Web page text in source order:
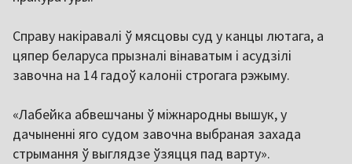
Справу накіравалі ў мясцовы суд у канцы лютага, а
цяпер беларуса прызналі вінаватым і асудзілі
завочна на 14 гадоў калоніі строгага рэжыму.
«Лабейка абвешчаны ў міжнародны вышук, у
дачыненні яго судом завочна выбраная захада
стрымання ў выглядзе ўзяцця пад варту».